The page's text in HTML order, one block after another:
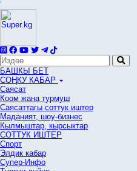
'
БАШКЫ БЕТ
СОҢКУ КАБАР
Саясат
Коом жана турмуш
Саясаттагы соттук иштер
Маданият, шоу-бизнес
Кылмыштар, кырсыктар
СОТТУК ИШТЕР
Спорт
Элдик кабар
Супер-Инфо